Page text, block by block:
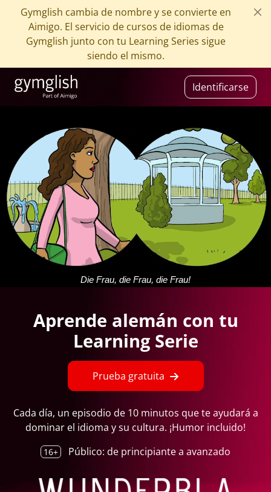
Gymglish cambia de nombre y se convierte en
Aimigo. El servicio de cursos de idiomas de
Gymglish junto con tu Learning Series sigue
siendo el mismo.
Identificarse
Aprende alemán con tu
Learning Serie
Prueba gratuita
Cada día, un episodio de 10 minutos que te ayudará a
dominar el idioma y su cultura. ¡Humor incluido!
16+ Público: de principiante a avanzado